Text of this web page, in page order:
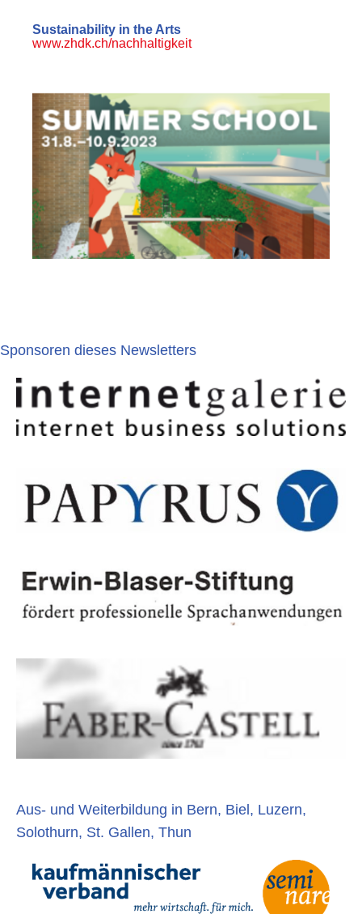
Sustainability in the Arts
www.zhdk.ch/nachhaltigkeit
Sponsoren dieses Newsletters
Aus- und Weiterbildung in Bern, Biel, Luzern,
Solothurn, St. Gallen, Thun